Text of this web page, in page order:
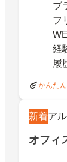
ブ
フ
経
履
かんた
新着ア
オフィ